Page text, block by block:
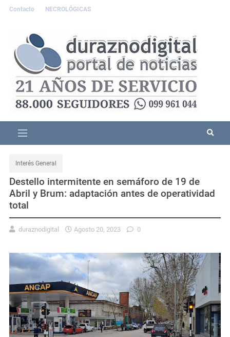
Contacto NECROLÓGICAS
Interés General
Destello intermitente en semáforo de 19 de
Abril y Brum: adaptación antes de operatividad
total
duraznodigital Agosto 20, 2023 0